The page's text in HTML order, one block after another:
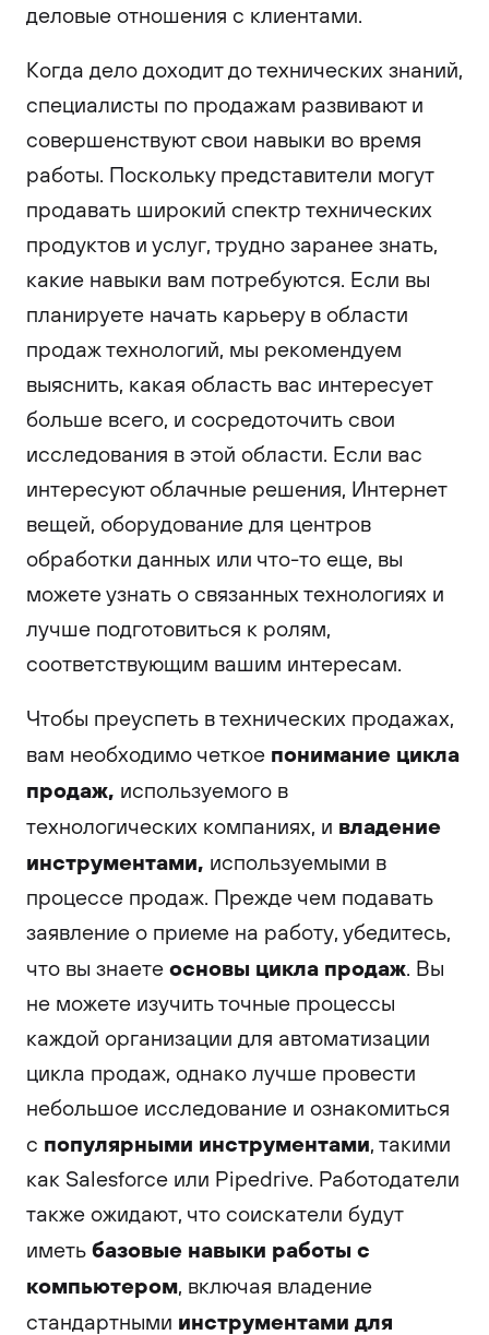
деловые отношения с клиентами.
Когда дело доходит до технических знаний,
специалисты по продажам развивают и
совершенствуют свои навыки во время
работы. Поскольку представители могут
продавать широкий спектр технических
продуктов и услуг, трудно заранее знать,
какие навыки вам потребуются. Если вы
планируете начать карьеру в области
продаж технологий, мы рекомендуем
выяснить, какая область вас интересует
больше всего, и сосредоточить свои
исследования в этой области. Если вас
интересуют облачные решения, Интернет
вещей, оборудование для центров
обработки данных или что-то еще, вы
можете узнать о связанных технологиях и
лучше подготовиться к ролям,
соответствующим вашим интересам.
Чтобы преуспеть в технических продажах,
вам необходимо четкое понимание цикла
продаж, используемого в
технологических компаниях, и владение
инструментами, используемыми в
процессе продаж. Прежде чем подавать
заявление о приеме на работу, убедитесь,
что вы знаете основы цикла продаж. Вы
не можете изучить точные процессы
каждой организации для автоматизации
цикла продаж, однако лучше провести
небольшое исследование и ознакомиться
с популярными инструментами, такими
как Salesforce или Pipedrive. Работодатели
также ожидают, что соискатели будут
иметь базовые навыки работы с
компьютером, включая владение
стандартными инструментами для